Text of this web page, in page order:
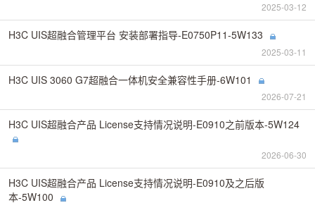
2025-03-12
H3C UIS超融合管理平台 安装部署指导-E0750P11-5W133
2025-03-11
H3C UIS 3060 G7超融合一体机安全兼容性手册-6W101
2026-07-21
H3C UIS超融合产品 License支持情况说明-E0910之前版本-5W124
2026-06-30
H3C UIS超融合产品 License支持情况说明-E0910及之后版
本-5W100